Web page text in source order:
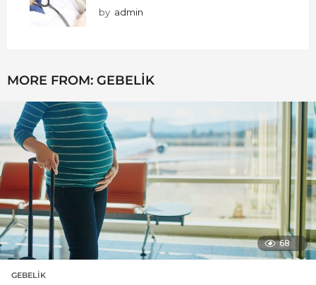
by admin
MORE FROM: GEBELIK
68
GEBELIK